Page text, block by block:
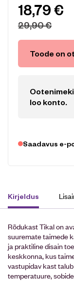
18,79€
29,90€
Toode on
loo konto.
Saadavus e-
Kirjeldus
Rõdukast Tikalon
suuremate taimede
ja praktiline disain
keskkonna, kus
vastupidav kast
temperatuure,